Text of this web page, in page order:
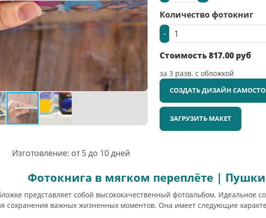
Количество фотокниг
-
Стоимость817.00 руб
за 3 разв. с обложкой
СОЗДАТЬ ДИЗАЙН
ЗАГРУЗИТЬ МАКЕТ
Изготовление: от 5 до 10 дней
Фотокнига в мягком переплёте |
представляет собой высококачественный фотоальбом. Идеальное
сохранения важных жизненных моментов. Она имеет следующие